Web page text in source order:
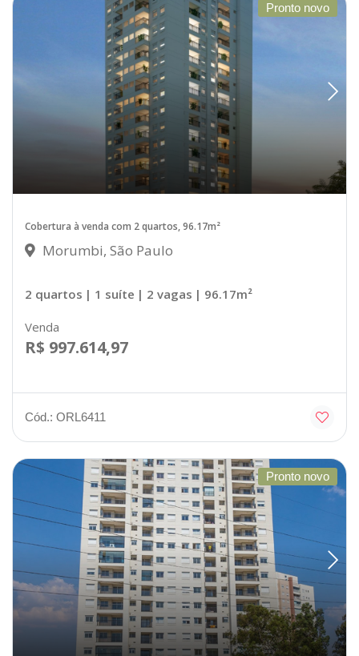
Pronto novo
Cobertura à venda com 2 quartos, 96.17m²
Morumbi, São Paulo
2 quartos | 1 suíte | 2 vagas | 96.17m²
Venda
R$ 997.614,97
Cód.: ORL6411
Pronto novo